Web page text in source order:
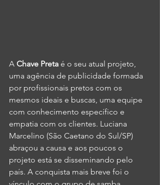
A Chave Preta é o seu atual projeto,
uma agência de publicidade formada
por profissionais pretos com os
mesmos ideais e buscas, uma equipe
com conhecimento específico e
empatia com os clientes. Luciana
Marcelino (São Caetano do Sul/SP)
abraçou a causa e aos poucos o
projeto está se disseminando pelo
país. A conquista mais breve foi o